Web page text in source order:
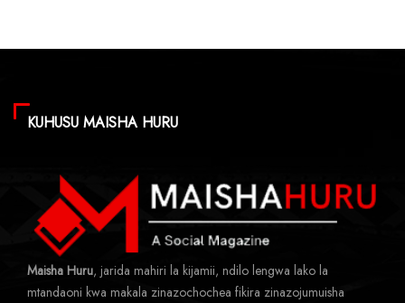
KUHUSU MAISHA HURU
Maisha Huru, jarida mahiri la kijamii, ndilo lengwa lako la
mtandaoni kwa makala zinazochochea fikira zinazojumuisha